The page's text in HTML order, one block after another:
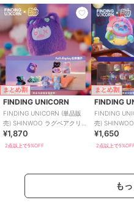
まとめ割
FINDING UNICORN
FINDING UNICORN (単品販
売) SHINWOO ラグベアクリニ
ック ブラインド
¥1,870
2点以上で5%OFF
まとめ割
FINDING
FINDING
売)
ー ブラインド
¥1,650
2点以上で5%OFF
も